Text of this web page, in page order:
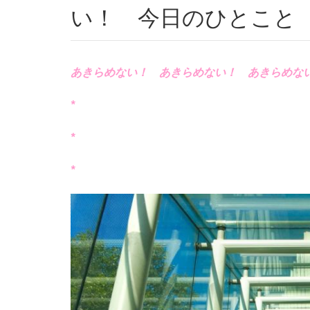
い！ 今日のひとこと
あきらめない！ あきらめない！ あきらめな
*
*
*